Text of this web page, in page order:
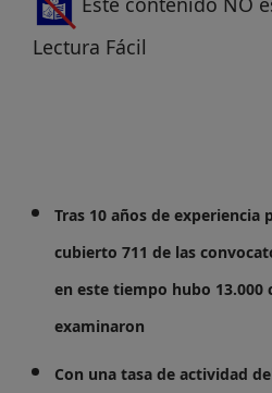
Lectura Fácil
Tras 10 años de experiencia
cubierto 711 de las
en este tiempo hubo 13.000
examinaron
Con una tasa de actividad